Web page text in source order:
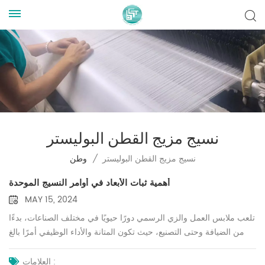
نسيج مزيج القطن البوليستر
وطن / نسيج مزيج القطن البوليستر
أهمية ثبات الأبعاد في أوامر النسيج الموحدة
MAY 15, 2024
تلعب ملابس العمل والزي الرسمي دورًا حيويًا في مختلف الصناعات، بدءًا
من الضيافة وحتى التصنيع، حيث تكون المتانة والأداء الوظيفي أمرًا بالغ
الأهمية. ومع ذلك، فإن أحد الجوانب الحاسمة في هذه الملابس التي غالبًا
ما يتم التغاضي عنها هو ثبات الأبعاد في القماش المستخدم. يشير ثبات
العلامات :